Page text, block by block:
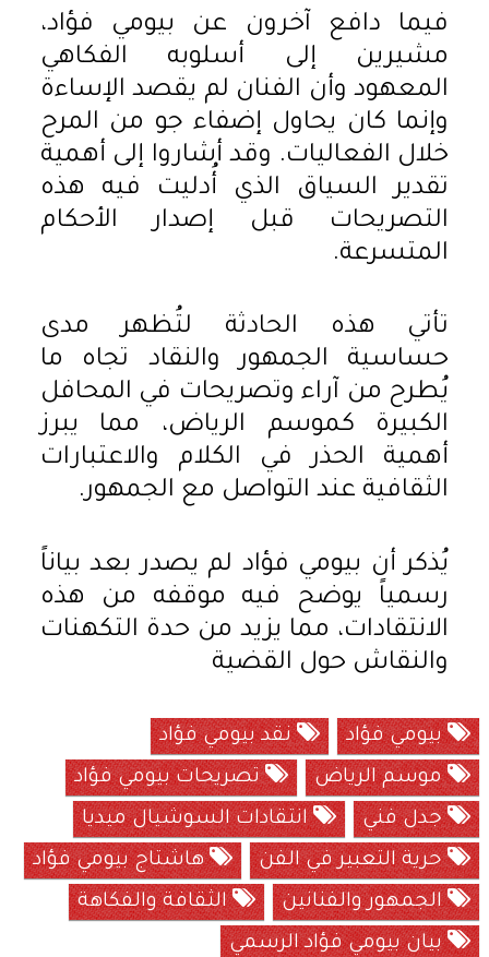
فيما دافع آخرون عن بيومي فؤاد،
مشيرين إلى أسلوبه الفكاهي
المعهود وأن الفنان لم يقصد الإساءة
وإنما كان يحاول إضفاء جو من المرح
خلال الفعاليات. وقد أشاروا إلى أهمية
تقدير السياق الذي أُدليت فيه هذه
التصريحات قبل إصدار الأحكام
المتسرعة.
تأتي هذه الحادثة لتُظهر مدى
حساسية الجمهور والنقاد تجاه ما
يُطرح من آراء وتصريحات في المحافل
الكبيرة كموسم الرياض، مما يبرز
أهمية الحذر في الكلام والاعتبارات
الثقافية عند التواصل مع الجمهور.
يُذكر أن بيومي فؤاد لم يصدر بعد بياناً
رسمياً يوضح فيه موقفه من هذه
الانتقادات، مما يزيد من حدة التكهنات
والنقاش حول القضية
بيومي فؤاد
نقد بيومي فؤاد
موسم الرياض
تصريحات بيومي فؤاد
جدل فني
انتقادات السوشيال ميديا
حرية التعبير في الفن
هاشتاج بيومي فؤاد
الجمهور والفنانين
الثقافة والفكاهة
بيان بيومي فؤاد الرسمي